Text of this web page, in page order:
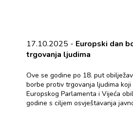
17.10.2025 - Europski dan
trgovanja ljudima
Ove se godine po 18. put
borbe protiv trgovanja ljudima
Europskog Parlamenta i Vijeća
godine s ciljem osvještavanja